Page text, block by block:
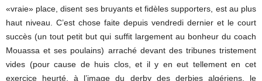
«vraie» place, disent ses bruyants et fidèles supporters, est au plus
haut niveau. C’est chose faite depuis vendredi dernier et le court
succès (un tout petit but qui suffit largement au bonheur du coach
Mouassa et ses poulains) arraché devant des tribunes tristement
vides (pour cause de huis clos, et il y en eut tellement en cet
exercice heurté, à l’image du derby des derbies algériens, le